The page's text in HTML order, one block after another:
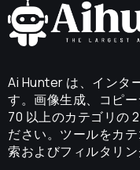
Ai Hunter は、インタ
す。画像生成、コピ
70 以上のカテゴリの
ださい。ツールをカ
索およびフィルタリン